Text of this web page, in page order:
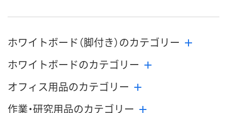
ホワイトボード（脚付き）のカテゴリー
ホワイトボードのカテゴリー
オフィス用品のカテゴリー
作業・研究用品のカテゴリー